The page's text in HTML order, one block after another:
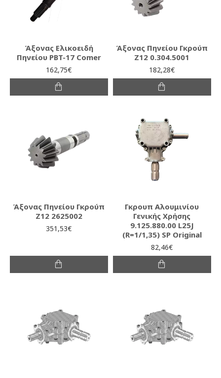
Άξονας Ελικοειδή
Πηνείου PBT-17 Comer
162,75€
Άξονας Πηνείου Γκρούπ
Ζ12 0.304.5001
182,28€
Άξονας Πηνείου Γκρούπ
Ζ12 2625002
351,53€
Γκρουπ Αλουμινίου
Γενικής Χρήσης
9.125.880.00 L25J
(R=1/1,35) SP Original
82,46€